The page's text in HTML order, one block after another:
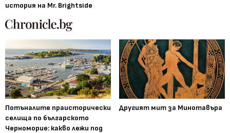
история на Mr. Brightside
Потъналите праисторически
селища по българското
Черноморие: какво лежи под
Другият мит за Минотавъра